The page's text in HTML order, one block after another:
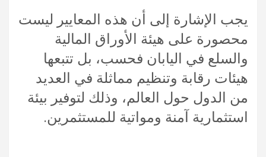
يجب الإشارة إلى أن هذه المعايير ليست
محصورة على هيئة الأوراق المالية
والسلع في اليابان فحسب، بل تتبعها
هيئات رقابة وتنظيم مماثلة في العديد
من الدول حول العالم، وذلك لتوفير بيئة
استثمارية آمنة ومواتية للمستثمرين.